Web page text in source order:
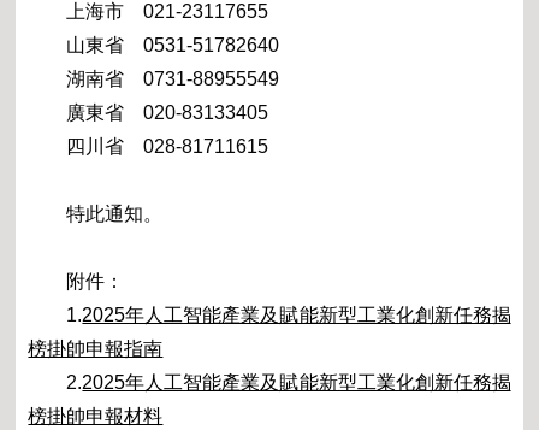
上海市 021-23117655
山東省 0531-51782640
湖南省 0731-88955549
廣東省 020-83133405
四川省 028-81711615
特此通知。
附件：
1.2025年人工智能產業及賦能新型工業化創新任務揭
榜掛帥申報指南
2.2025年人工智能產業及賦能新型工業化創新任務揭
榜掛帥申報材料